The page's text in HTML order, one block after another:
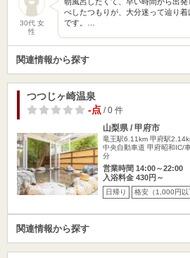
30代 女
性
べしたつもりが、大分迷って辿り
です。…
関連情報から探す
つつじヶ崎温泉
-点/ 0 件
山梨県 / 甲府市
竜王駅6.11km 甲府駅
中央自動車道 甲府昭和IC/
分
営業時間 14:00～22:00
入浴料金 430円～
日帰り 格安（1,000円以
関連情報から探す